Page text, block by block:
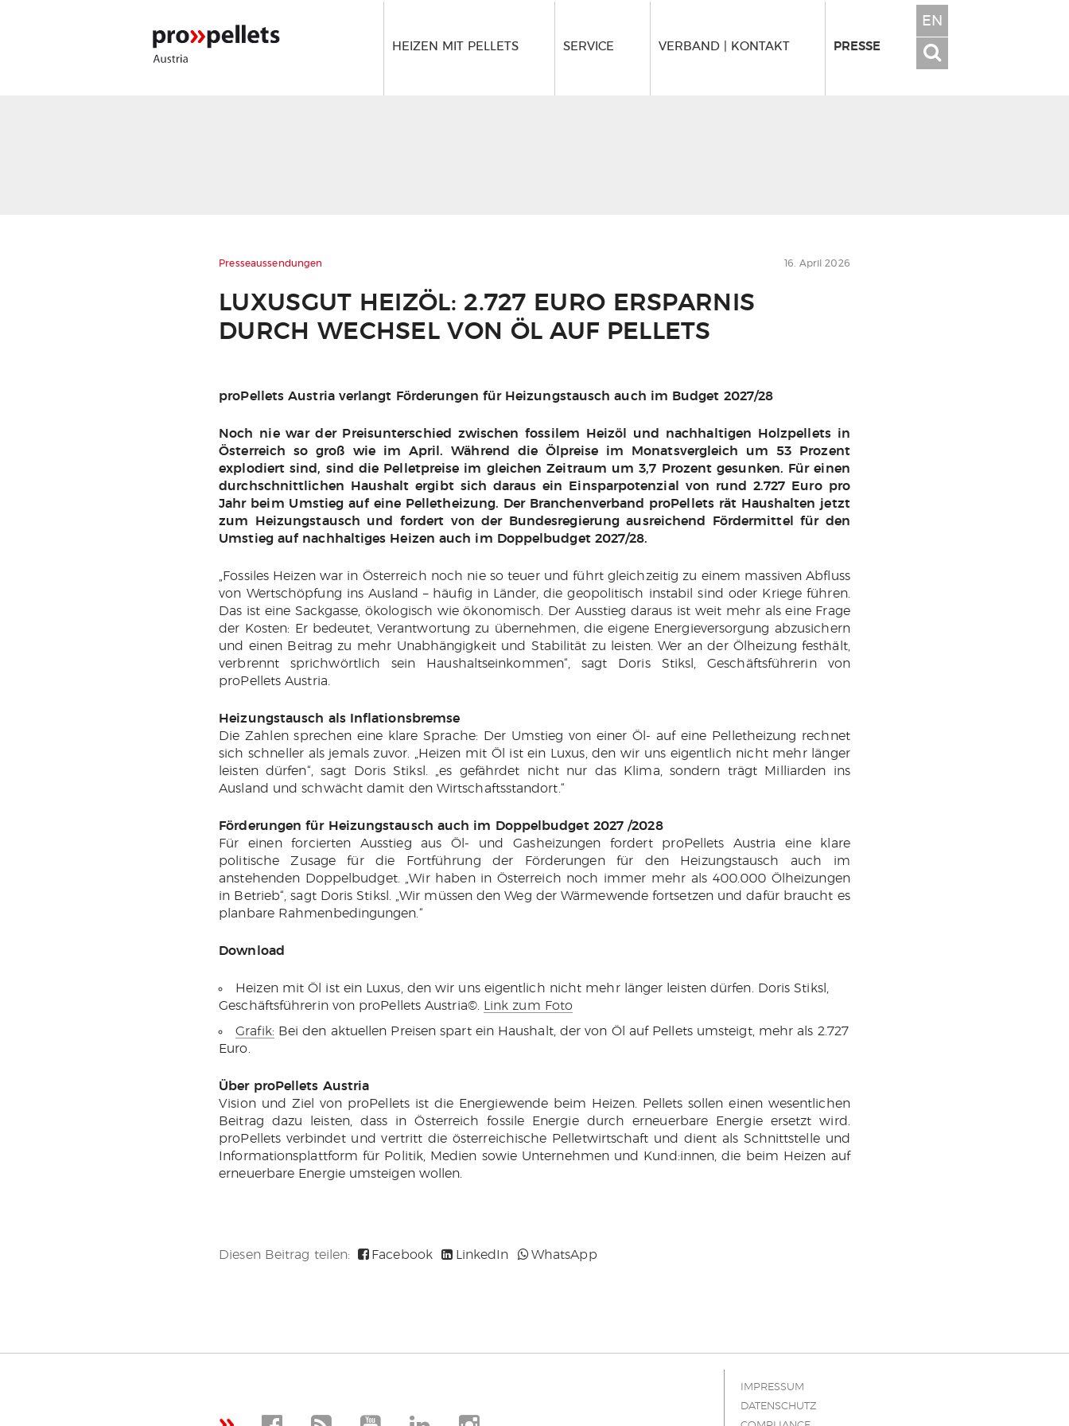
HEIZEN MIT PELLETS SERVICE VERBAND | KONTAKT PRESSE
EN
16. April 2026
Presseaussendungen
LUXUSGUT HEIZÖL: 2.727 EURO ERSPARNIS
DURCH WECHSEL VON ÖL AUF PELLETS
proPellets Austria verlangt Förderungen für Heizungstausch auch im Budget 2027/28
Noch nie war der Preisunterschied zwischen fossilem Heizöl und nachhaltigen Holzpellets in
Österreich so groß wie im April. Während die Ölpreise im Monatsvergleich um 53 Prozent
explodiert sind, sind die Pelletpreise im gleichen Zeitraum um 3,7 Prozent gesunken. Für einen
durchschnittlichen Haushalt ergibt sich daraus ein Einsparpotenzial von rund 2.727 Euro pro
Jahr beim Umstieg auf eine Pelletheizung. Der Branchenverband proPellets rät Haushalten jetzt
zum Heizungstausch und fordert von der Bundesregierung ausreichend Fördermittel für den
Umstieg auf nachhaltiges Heizen auch im Doppelbudget 2027/28.
„Fossiles Heizen war in Österreich noch nie so teuer und führt gleichzeitig zu einem massiven Abfluss
von Wertschöpfung ins Ausland – häufig in Länder, die geopolitisch instabil sind oder Kriege führen.
Das ist eine Sackgasse, ökologisch wie ökonomisch. Der Ausstieg daraus ist weit mehr als eine Frage
der Kosten: Er bedeutet, Verantwortung zu übernehmen, die eigene Energieversorgung abzusichern
und einen Beitrag zu mehr Unabhängigkeit und Stabilität zu leisten. Wer an der Ölheizung festhält,
verbrennt sprichwörtlich sein Haushaltseinkommen“, sagt Doris Stiksl, Geschäftsführerin von
proPellets Austria.
Heizungstausch als Inflationsbremse
Die Zahlen sprechen eine klare Sprache: Der Umstieg von einer Öl- auf eine Pelletheizung rechnet
sich schneller als jemals zuvor. „Heizen mit Öl ist ein Luxus, den wir uns eigentlich nicht mehr länger
leisten dürfen“, sagt Doris Stiksl. „es gefährdet nicht nur das Klima, sondern trägt Milliarden ins
Ausland und schwächt damit den Wirtschaftsstandort.“
Förderungen für Heizungstausch auch im Doppelbudget 2027 /2028
Für einen forcierten Ausstieg aus Öl- und Gasheizungen fordert proPellets Austria eine klare
politische Zusage für die Fortführung der Förderungen für den Heizungstausch auch im
anstehenden Doppelbudget. „Wir haben in Österreich noch immer mehr als 400.000 Ölheizungen
in Betrieb“, sagt Doris Stiksl. „Wir müssen den Weg der Wärmewende fortsetzen und dafür braucht es
planbare Rahmenbedingungen.“
Download
Heizen mit Öl ist ein Luxus, den wir uns eigentlich nicht mehr länger leisten dürfen. Doris Stiksl,
Geschäftsführerin von proPellets Austria©.
Link zum Foto
Grafik:Bei den aktuellen Preisen spart ein Haushalt, der von Öl auf Pellets umsteigt, mehr als 2.727
Euro.
Über proPellets Austria
Vision und Ziel von proPellets ist die Energiewende beim Heizen. Pellets sollen einen wesentlichen
Beitrag dazu leisten, dass in Österreich fossile Energie durch erneuerbare Energie ersetzt wird.
proPellets verbindet und vertritt die österreichische Pelletwirtschaft und dient als Schnittstelle und
Informationsplattform für Politik, Medien sowie Unternehmen und Kund:innen, die beim Heizen auf
erneuerbare Energie umsteigen wollen.
Diesen Beitrag teilen: Facebook LinkedIn WhatsApp
IMPRESSUM
DATENSCHUTZ